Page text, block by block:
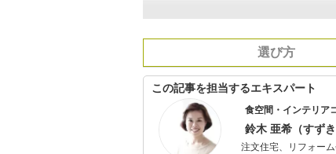
選び方
この記事を担当するエキスパート
食空間・インテリア
鈴木 亜希（すずき
注文住宅、リフォー